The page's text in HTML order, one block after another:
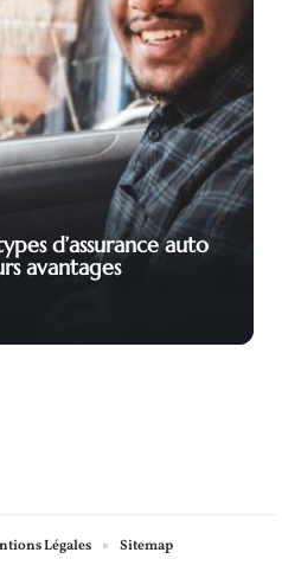
d’assurance auto
avantages
Légales Sitemap